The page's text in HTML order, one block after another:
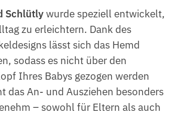
Schlütlywurde speziell entwickelt,
zu erleichtern. Dank des
lässt sich das Hemd
sodass es nicht über den
Ihres Babys gezogen werden
das An- und Ausziehen besonders
– sowohl für Eltern als auch